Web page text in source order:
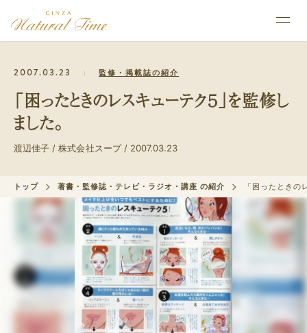
2007.03.23 監修・掲載誌の紹介
「困ったときのレスキューテク５」を監修し
ました。
渡辺佳子 / 株式会社スープ / 2007.03.23
トップ 著書・監修誌・テレビ・ラジオ・講座 の紹介 「困ったとき